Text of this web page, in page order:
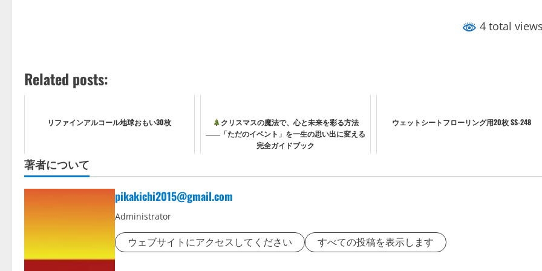
4 total
Related posts:
リファインアルコール地球おもい30枚
クリスマスの魔法で、心と未来を彩る方法
――「ただのイベント」を一生の思い出に変える
完全ガイドブック
ウェットシートフローリング用20枚 SS-248
著者について
pikakichi2015@gmail.com
Administrator
ウェブサイトにアクセスしてください すべての投稿を表示します